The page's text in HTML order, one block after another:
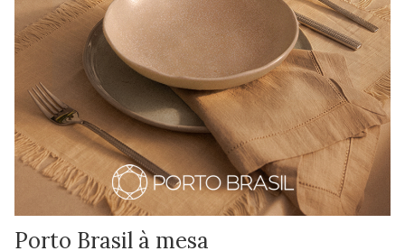
Porto Brasil à mesa